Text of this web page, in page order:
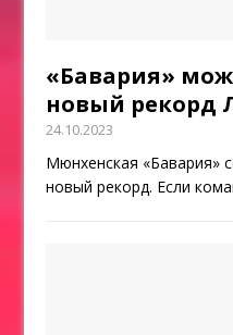
«Бавария»
новый рекорд
24.10.2023
Мюнхенская «Бавария»
новый рекорд. Если